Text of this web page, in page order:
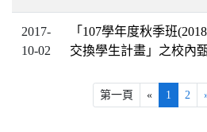
2017-
10-02
「107學年度秋季班
交換學生計畫」之校內
第一頁 « 1 2